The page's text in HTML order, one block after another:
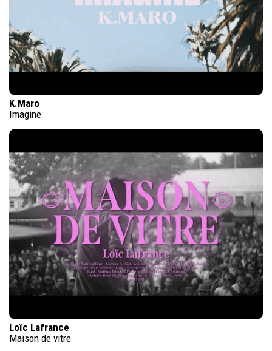
K.Maro
Imagine
Loïc Lafrance
Maison de vitre